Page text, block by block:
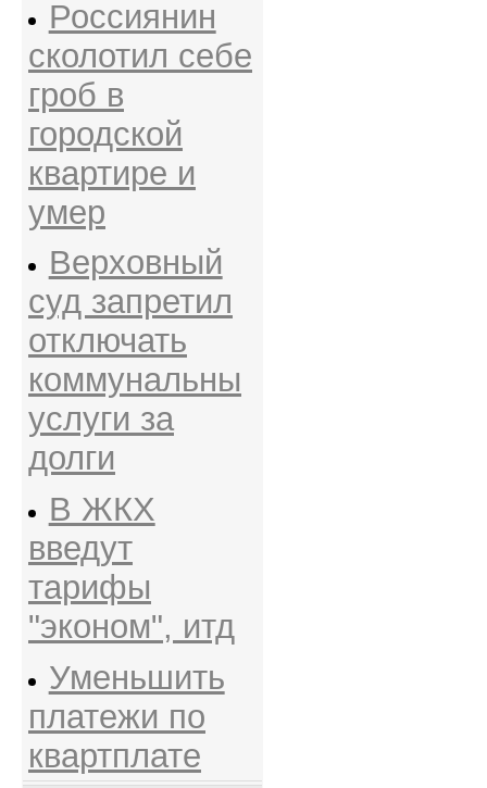
Россиянин
сколотил себе
гроб в
городской
квартире и
умер
Верховный
суд запретил
отключать
коммунальны
услуги за
долги
В ЖКХ
введут
тарифы
"эконом", итд
Уменьшить
платежи по
квартплате